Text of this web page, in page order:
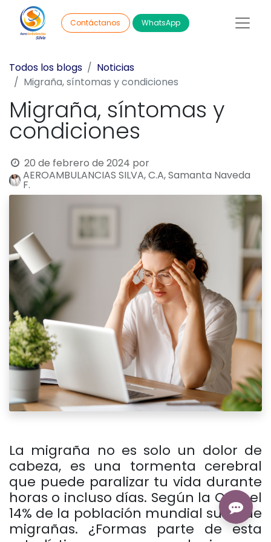
Contáctanos WhatsApp
Todos los blogs
Noticias
Migraña, síntomas y condiciones
Migraña, síntomas y
condiciones
20 de febrero de 2024 por
AEROAMBULANCIAS SILVA, C.A, Samanta Naveda
F.
La migraña no es solo un dolor de
cabeza, es una tormenta cerebral
que puede paralizar tu vida durante
horas o incluso días. Según la OMS, el
14% de la población mundial sufre de
migrañas. ¿Formas parte de esta